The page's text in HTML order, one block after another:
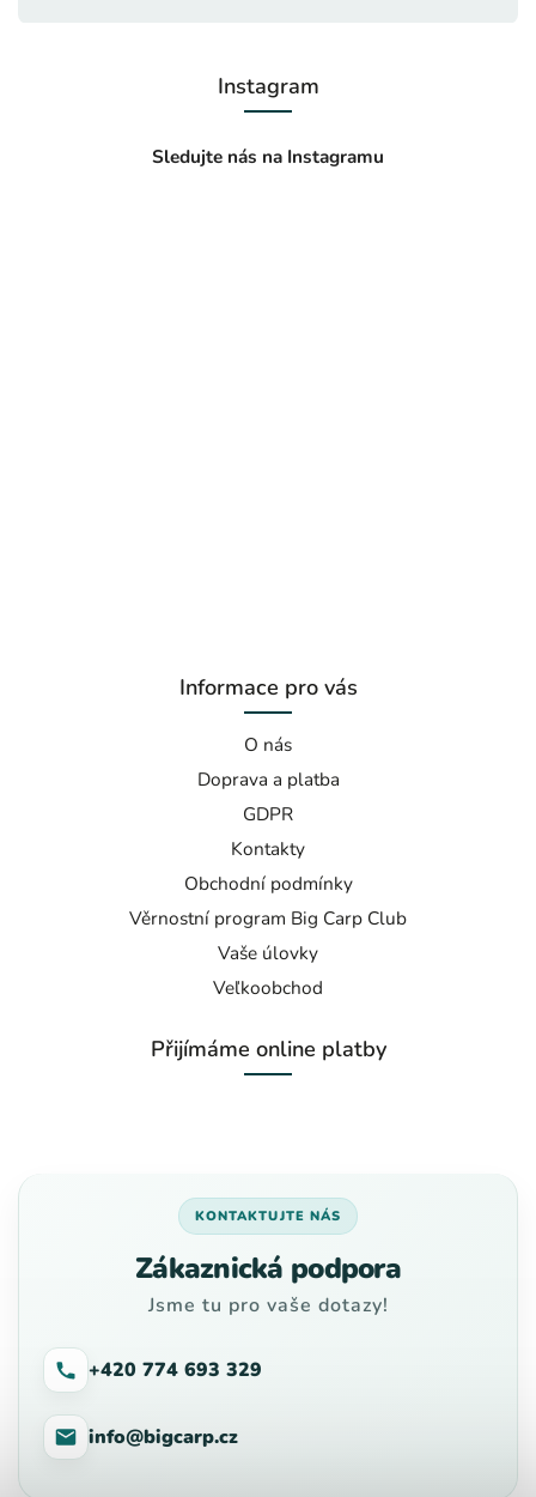
Instagram
Sledujte nás na Instagramu
Informace pro vás
O nás
Doprava a platba
GDPR
Kontakty
Obchodní podmínky
Věrnostní program Big Carp Club
Vaše úlovky
Veľkoobchod
Přijímáme online platby
KONTAKTUJTE NÁS
Zákaznická podpora
Jsme tu pro vaše dotazy!
+420 774 693 329
info@bigcarp.cz